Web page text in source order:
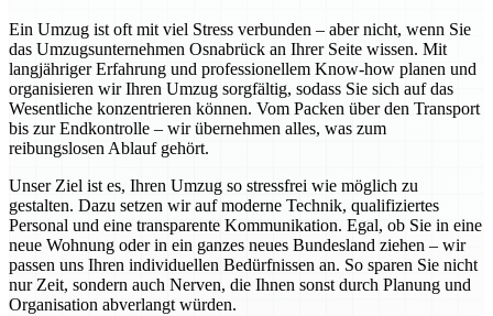
Ein Umzug ist oft mit viel Stress verbunden – aber nicht, wenn Sie
das Umzugsunternehmen Osnabrück an Ihrer Seite wissen. Mit
langjähriger Erfahrung und professionellem Know-how planen und
organisieren wir Ihren Umzug sorgfältig, sodass Sie sich auf das
Wesentliche konzentrieren können. Vom Packen über den Transport
bis zur Endkontrolle – wir übernehmen alles, was zum
reibungslosen Ablauf gehört.
Unser Ziel ist es, Ihren Umzug so stressfrei wie möglich zu
gestalten. Dazu setzen wir auf moderne Technik, qualifiziertes
Personal und eine transparente Kommunikation. Egal, ob Sie in eine
neue Wohnung oder in ein ganzes neues Bundesland ziehen – wir
passen uns Ihren individuellen Bedürfnissen an. So sparen Sie nicht
nur Zeit, sondern auch Nerven, die Ihnen sonst durch Planung und
Organisation abverlangt würden.